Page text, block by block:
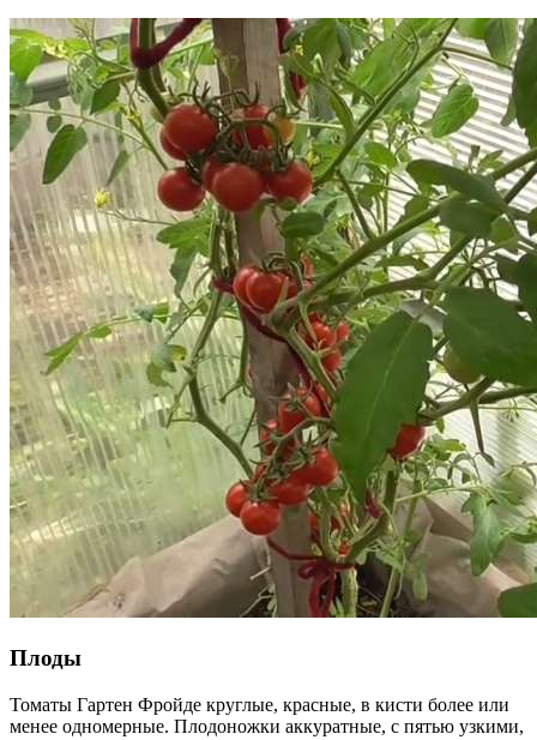
Плоды
Томаты Гартен Фройде круглые, красные, в кисти более или
менее одномерные. Плодоножки аккуратные, с пятью узкими,